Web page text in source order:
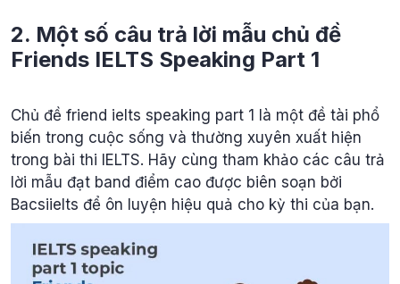
2. Một số câu trả lời mẫu chủ đề
Friends IELTS Speaking Part 1
Chủ đề friend ielts speaking part 1 là một đề tài phổ
biến trong cuộc sống và thường xuyên xuất hiện
trong bài thi IELTS. Hãy cùng tham khảo các câu trả
lời mẫu đạt band điểm cao được biên soạn bởi
Bacsiielts để ôn luyện hiệu quả cho kỳ thi của bạn.